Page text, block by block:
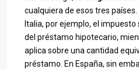
cualquiera de esos tres
Italia, por ejemplo, el
del préstamo hipotecario,
aplica sobre una cantidad
préstamo. En España, sin